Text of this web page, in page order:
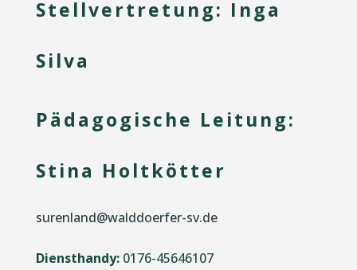
Stellvertretung: Inga
Silva
Pädagogische Leitung:
Stina Holtkötter
surenland@walddoerfer-sv.de
Diensthandy:0176-45646107